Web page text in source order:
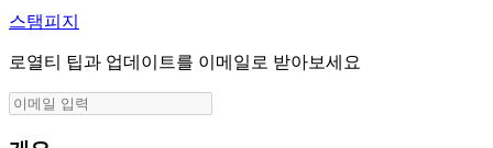
스탬피지
로열티 팁과 업데이트를 이메일로 받아보세요